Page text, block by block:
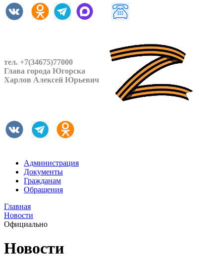
тел. +7(34675)77000
Глава города Югорска
Харлов Алексей Юрьевич
Администрация
Документы
Гражданам
Обращения
Главная
Новости
Официально
Новости